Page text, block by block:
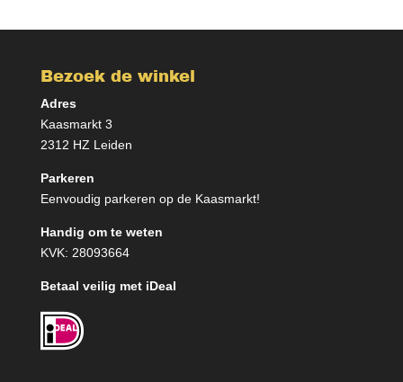
Bezoek de winkel
Adres
Kaasmarkt 3
2312 HZ Leiden
Parkeren
Eenvoudig parkeren op de Kaasmarkt!
Handig om te weten
KVK: 28093664
Betaal veilig met iDeal